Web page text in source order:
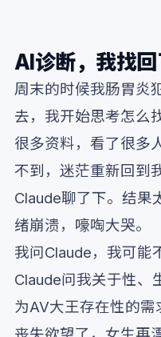
AI诊断，我找
周末的时候我肠胃炎
去，我开始思考怎么
很多资料，看了很多
不到，迷茫重新回到
Claude聊了下。结果
绪崩溃，嚎啕大哭。
我问Claude，我可能
Claude问我关于性、
为AV大王存在性的